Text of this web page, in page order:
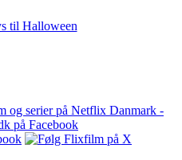
til Halloween
og serier på Netflix Danmark -
på Facebook